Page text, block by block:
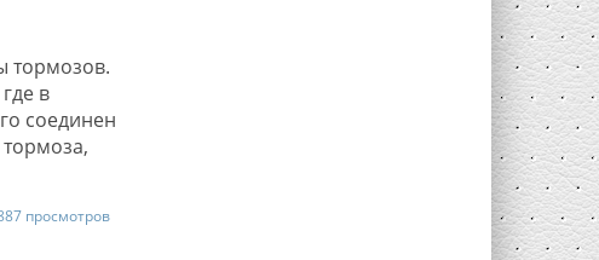
тормозов.
в
соединен
просмотров